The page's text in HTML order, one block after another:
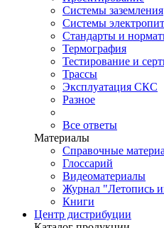
Системы заземления
Системы
Стандарты и
Термография
Тестирование и
Трассы
Эксплуатация СКС
Разное
Все ответы
Материалы
Справочные
Глоссарий
Видеоматериалы
Журнал "Летопись
Книги
Центр дистрибуции